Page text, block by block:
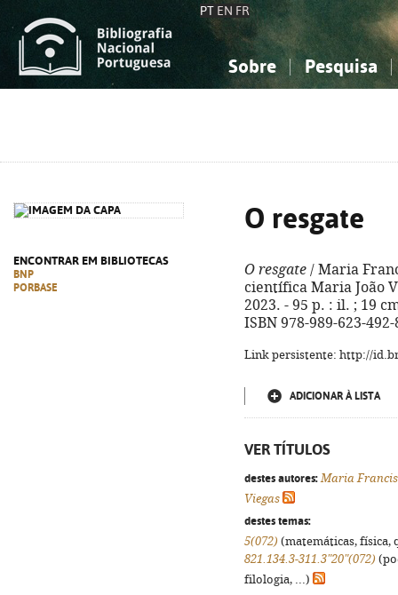
PT EN FR
Sobre Pesquisa
ENCONTRAR EM BIBLIOTECAS
BNP
PORBASE
O resgate
O resgate / Maria
científica Maria João
2023. - 95 p. : il. ; 19
ISBN 978-989-623-492-
Link persistente: http://
ADICIONAR À LISTA
VER TÍTULOS
destes autores: Maria
Viegas
destes temas:
5(072) (matemáticas, física,
821.134.3-311.3"20"(072)
filologia, ...)